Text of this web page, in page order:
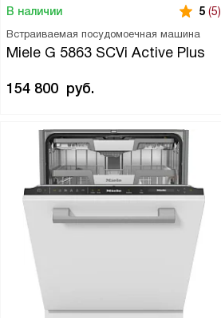
Встраиваемая посудомоечная машина
Miele G 5863 SCVi Active Plus
В наличии 5 (5)
154 800 руб.